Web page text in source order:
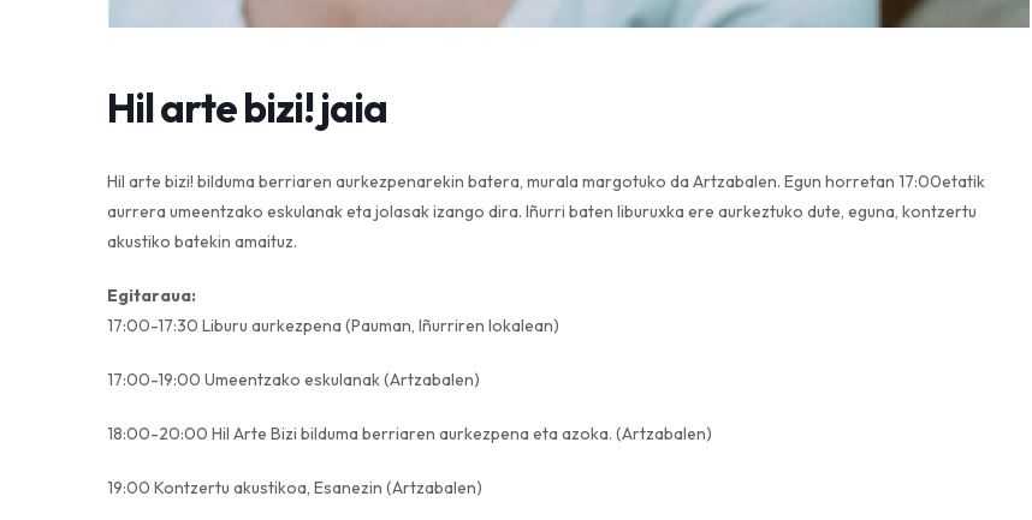
Hil arte bizi! jaia
Hil arte bizi! bilduma berriaren aurkezpenarekin batera, murala margotuko da Artzabalen. Egun horretan 17:00etatik
aurrera umeentzako eskulanak eta jolasak izango dira. Iñurri baten liburuxka ere aurkeztuko dute, eguna, kontzertu
akustiko batekin amaituz.
Egitaraua:
17:00-17:30 Liburu aurkezpena (Pauman, Iñurriren lokalean)
17:00-19:00 Umeentzako eskulanak (Artzabalen)
18:00-20:00 Hil Arte Bizi bilduma berriaren aurkezpena eta azoka. (Artzabalen)
19:00 Kontzertu akustikoa, Esanezin (Artzabalen)